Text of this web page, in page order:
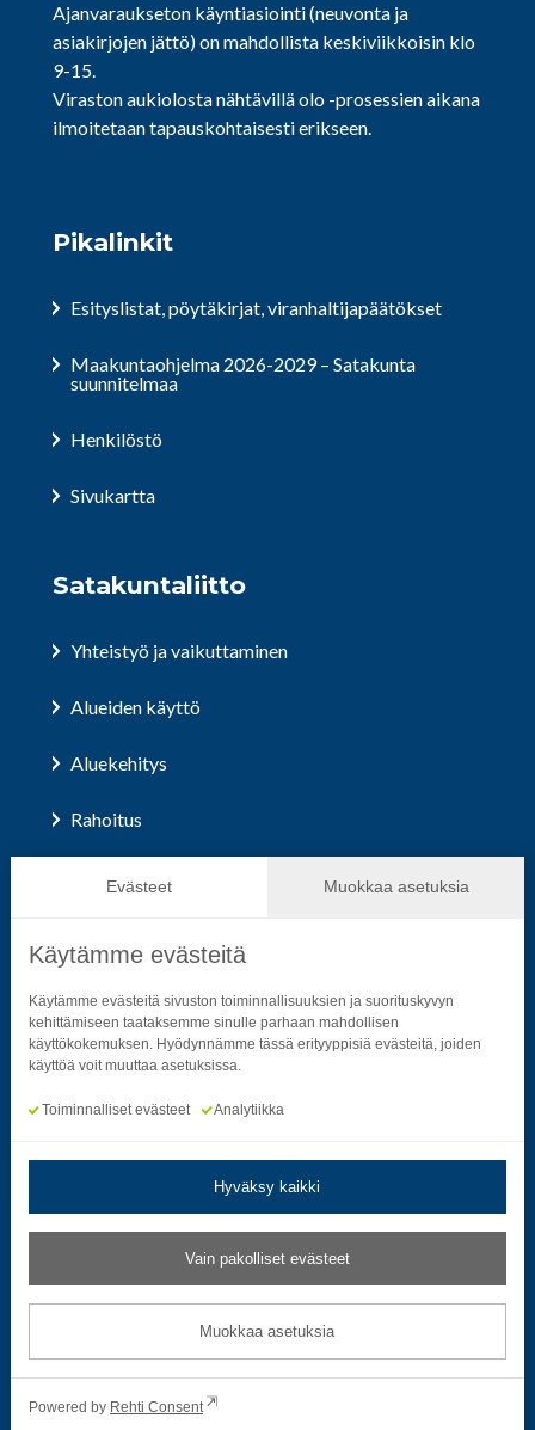
Evästeet Muokkaa asetuksia
Käytämme evästeitä
Käytämme evästeitä sivuston toiminnallisuuksien ja suorituskyvyn
kehittämiseen taataksemme sinulle parhaan mahdollisen
käyttökokemuksen. Hyödynnämme tässä erityyppisiä evästeitä, joiden
käyttöä voit muuttaa asetuksissa.
Toiminnalliset evästeet Analytiikka
Hyväksy kaikki
Vain pakolliset evästeet
Muokkaa asetuksia
Powered by Rehti Consent
Ajanvaraukseton käyntiasiointi (neuvonta ja
asiakirjojen jättö) on mahdollista keskiviikkoisin klo
9-15.
Viraston aukiolosta nähtävillä olo -prosessien aikana
ilmoitetaan tapauskohtaisesti erikseen.
Pikalinkit
Esityslistat, pöytäkirjat, viranhaltijapäätökset
Maakuntaohjelma 2026-2029 – Satakunta
suunnitelmaa
Henkilöstö
Sivukartta
Satakuntaliitto
Yhteistyö ja vaikuttaminen
Alueiden käyttö
Aluekehitys
Rahoitus
Hallinto ja päätöksenteko
Seuraa sosiaalisessa mediassa
Neliön mallinen ikoni, joka kuvastaa f-kirjainta.
Neliön mallinen ikoni, joka kuvastaa f-kirjainta.
Neliön mallinen ikoni, joka kuvastaa
Neliön mallinen ikoni, jonka
Neliön mallinen ikoni,
Neliön mallinen
Tietosuoja- ja rekisteriselosteet|
Saavutettavuusseloste